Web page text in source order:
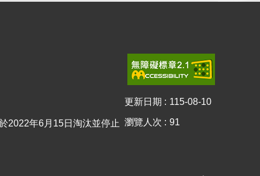
2022年6月15日淘汰並停止
更新日期 115-08-10
瀏覽人次 91